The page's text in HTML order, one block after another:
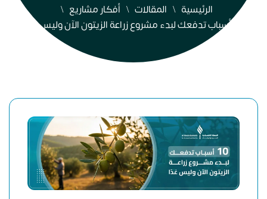
الرئيسية المقالات
أفكار مشاريع